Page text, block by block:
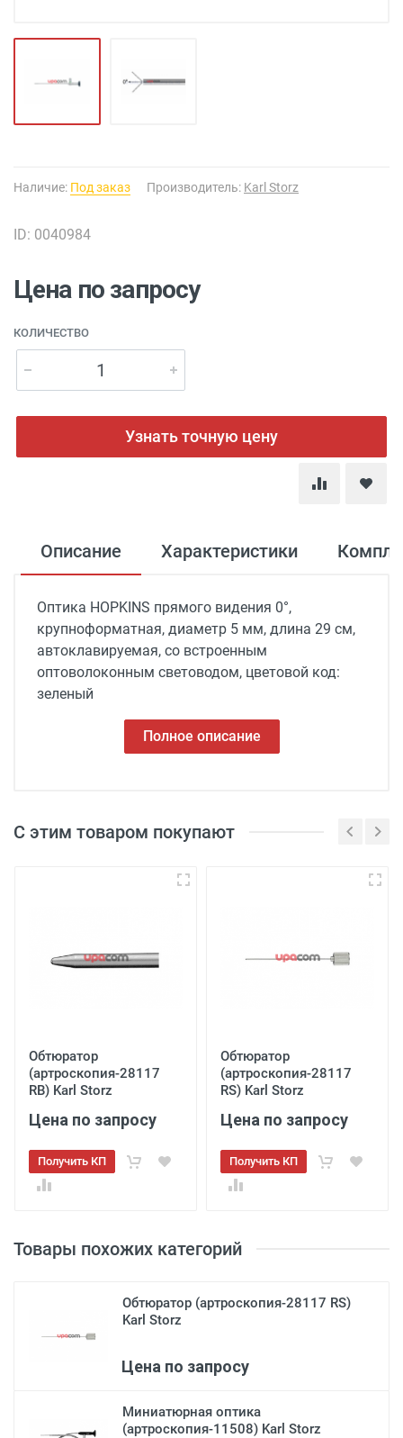
Товары похожих категорий
Обтюратор (артроскопия-28117 RS)
Karl Storz
Цена по запросу
Миниатюрная оптика
(артроскопия-11508) Karl Storz
Наличие: Под заказ Производитель: Karl Storz
ID: 0040984
Цена по запросу
КОЛИЧЕСТВО
Узнать точную цену
Описание Характеристики
Оптика HOPKINS прямого видения 0°,
крупноформатная, диаметр 5 мм, длина 29 см,
автоклавируемая, со встроенным
оптоволоконным световодом, цветовой код:
зеленый
Полное описание
С этим товаром покупают
Обтюратор
(артроскопия-28117
RB) Karl Storz
Цена по запросу
Получить КП
Обтюратор
(артроскопия-28117
RS) Karl Storz
Цена по запросу
Получить КП